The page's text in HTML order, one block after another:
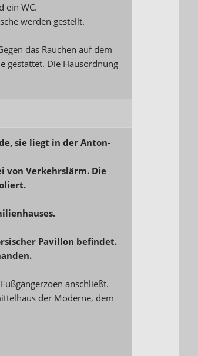
ein WC.
werden gestellt.
das Rauchen auf dem
gestattet. Die Hausordnung
sie liegt in der Anton-
von Verkehrslärm. Die
Pavillon befindet.
anschließt.
der Moderne, dem